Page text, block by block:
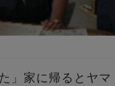
」家に帰るとヤ